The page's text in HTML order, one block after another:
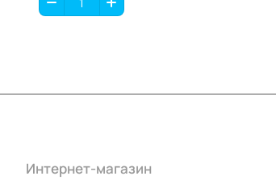
Интернет-магазин